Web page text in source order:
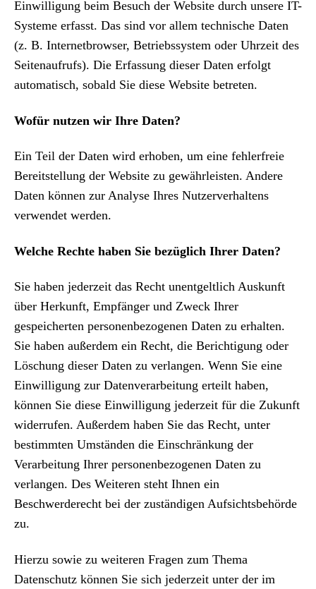
Einwilligung beim Besuch der Website durch unsere IT-
Systeme erfasst. Das sind vor allem technische Daten
(z. B. Internetbrowser, Betriebssystem oder Uhrzeit des
Seitenaufrufs). Die Erfassung dieser Daten erfolgt
automatisch, sobald Sie diese Website betreten.
Wofür nutzen wir Ihre Daten?
Ein Teil der Daten wird erhoben, um eine fehlerfreie
Bereitstellung der Website zu gewährleisten. Andere
Daten können zur Analyse Ihres Nutzerverhaltens
verwendet werden.
Welche Rechte haben Sie bezüglich Ihrer Daten?
Sie haben jederzeit das Recht unentgeltlich Auskunft
über Herkunft, Empfänger und Zweck Ihrer
gespeicherten personenbezogenen Daten zu erhalten.
Sie haben außerdem ein Recht, die Berichtigung oder
Löschung dieser Daten zu verlangen. Wenn Sie eine
Einwilligung zur Datenverarbeitung erteilt haben,
können Sie diese Einwilligung jederzeit für die Zukunft
widerrufen. Außerdem haben Sie das Recht, unter
bestimmten Umständen die Einschränkung der
Verarbeitung Ihrer personenbezogenen Daten zu
verlangen. Des Weiteren steht Ihnen ein
Beschwerderecht bei der zuständigen Aufsichtsbehörde
zu.
Hierzu sowie zu weiteren Fragen zum Thema
Datenschutz können Sie sich jederzeit unter der im